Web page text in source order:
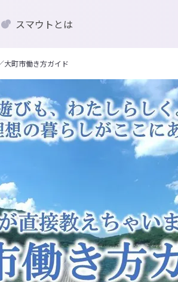
スマウトとは
大町市働き方ガイド